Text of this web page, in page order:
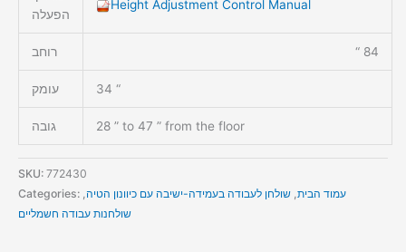
הפעלה
Height Adjustment Control Manual
רוחב 84 “
עומק 34 “
גובה 28 ” to 47 ” from the floor
SKU: 772430
Categories:
עמוד הבית שולחן לעבודה בעמידה-ישיבה עם כיוונון הטיה
שולחנות עבודה חשמליים